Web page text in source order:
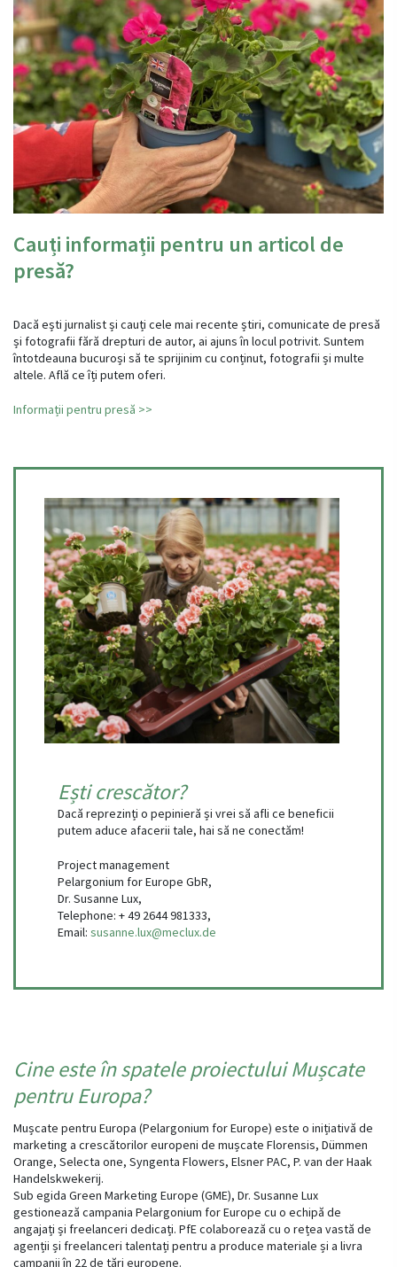
Cauți informații pentru un articol de
presă?
Dacă ești jurnalist și cauți cele mai recente știri, comunicate de presă
și fotografii fără drepturi de autor, ai ajuns în locul potrivit. Suntem
întotdeauna bucuroși să te sprijinim cu conținut, fotografii și multe
altele. Află ce îți putem oferi.
Informații pentru presă >>
Ești crescător?
Dacă reprezinți o pepinieră și vrei să afli ce beneficii
putem aduce afacerii tale, hai să ne conectăm!
Project management
Pelargonium for Europe GbR,
Dr. Susanne Lux,
Telephone: + 49 2644 981333,
Email: susanne.lux@meclux.de
Cine este în spatele proiectului Mușcate
pentru Europa?
Mușcate pentru Europa (Pelargonium for Europe) este o inițiativă de
marketing a crescătorilor europeni de mușcate Florensis, Dümmen
Orange, Selecta one, Syngenta Flowers, Elsner PAC, P. van der Haak
Handelskwekerij.
Sub egida Green Marketing Europe (GME), Dr. Susanne Lux
gestionează campania Pelargonium for Europe cu o echipă de
angajați și freelanceri dedicați. PfE colaborează cu o rețea vastă de
agenții și freelanceri talentați pentru a produce materiale și a livra
campanii în 22 de țări europene.